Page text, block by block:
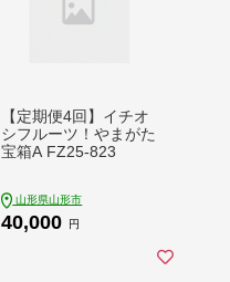
【定期便4回】イチオ
シフルーツ！やまがた
宝箱A FZ25-823
山形県山形市
40,000 円